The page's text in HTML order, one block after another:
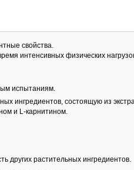
свойства.
интенсивных физических
испытаниям.
ингредиентов, состоящую из
и L-карнитином.
других растительных ингредиентов.